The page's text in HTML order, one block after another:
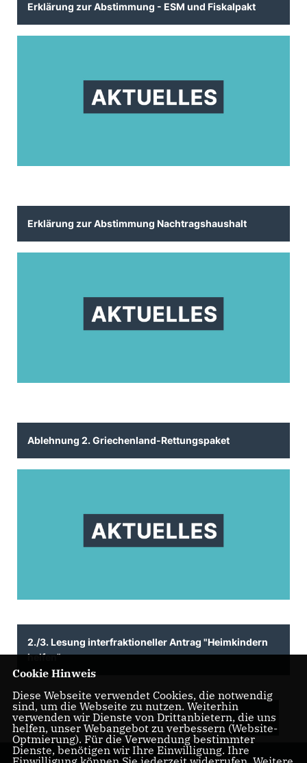
Erklärung zur Abstimmung - ESM und Fiskalpakt
Erklärung zur Abstimmung Nachtragshaushalt
Ablehnung 2. Griechenland-Rettungspaket
2./3. Lesung interfraktioneller Antrag "Heimkindern
helfen"
MEHR
Cookie Hinweis
Diese Webseite verwendet Cookies, die notwendig
sind, um die Webseite zu nutzen. Weiterhin
verwenden wir Dienste von Drittanbietern, die uns
helfen, unser Webangebot zu verbessern (Website-
Optmierung). Für die Verwendung bestimmter
Dienste, benötigen wir Ihre Einwilligung. Ihre